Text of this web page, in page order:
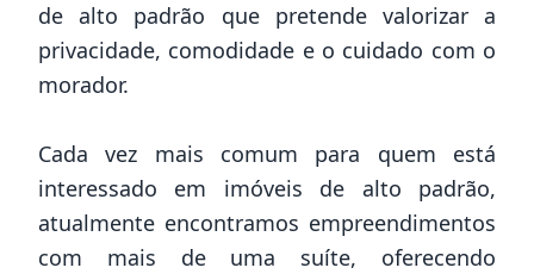
de alto padrão que pretende valorizar a
privacidade, comodidade e o cuidado com o
morador.
Cada vez mais comum para quem está
interessado em imóveis de alto padrão,
atualmente encontramos empreendimentos
com mais de uma suíte, oferecendo